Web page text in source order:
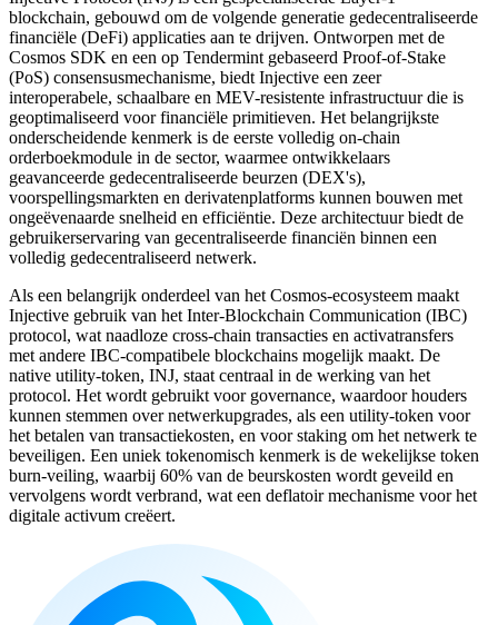
blockchain, gebouwd om de volgende generatie gedecentraliseerde
financiële (DeFi) applicaties aan te drijven. Ontworpen met de
Cosmos SDK en een op Tendermint gebaseerd Proof-of-Stake
(PoS) consensusmechanisme, biedt Injective een zeer
interoperabele, schaalbare en MEV-resistente infrastructuur die is
geoptimaliseerd voor financiële primitieven. Het belangrijkste
onderscheidende kenmerk is de eerste volledig on-chain
orderboekmodule in de sector, waarmee ontwikkelaars
geavanceerde gedecentraliseerde beurzen (DEX's),
voorspellingsmarkten en derivatenplatforms kunnen bouwen met
ongeëvenaarde snelheid en efficiëntie. Deze architectuur biedt de
gebruikerservaring van gecentraliseerde financiën binnen een
volledig gedecentraliseerd netwerk.
Als een belangrijk onderdeel van het Cosmos-ecosysteem maakt
Injective gebruik van het Inter-Blockchain Communication (IBC)
protocol, wat naadloze cross-chain transacties en activatransfers
met andere IBC-compatibele blockchains mogelijk maakt. De
native utility-token, INJ, staat centraal in de werking van het
protocol. Het wordt gebruikt voor governance, waardoor houders
kunnen stemmen over netwerkupgrades, als een utility-token voor
het betalen van transactiekosten, en voor staking om het netwerk te
beveiligen. Een uniek tokenomisch kenmerk is de wekelijkse token
burn-veiling, waarbij 60% van de beurskosten wordt geveild en
vervolgens wordt verbrand, wat een deflatoir mechanisme voor het
digitale activum creëert.